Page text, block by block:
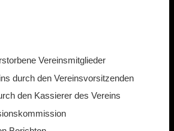
Vereinsmitglieder
durch den Vereinsvorsitzenden
den Kassierer des Vereins